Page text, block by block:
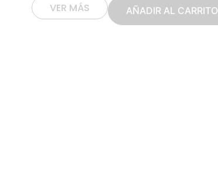
VER MÁS AÑADIR AL CARRITO